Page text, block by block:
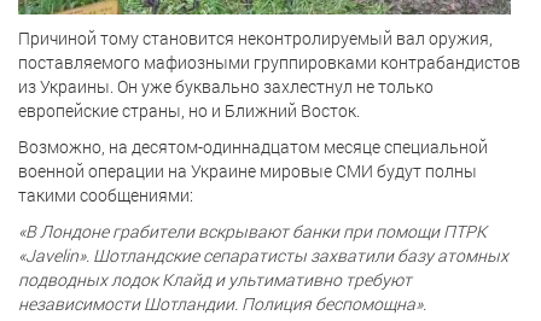
Причиной тому становится неконтролируемый вал оружия,
поставляемого мафиозными группировками контрабандистов
из Украины. Он уже буквально захлестнул не только
европейские страны, но и Ближний Восток.
Возможно, на десятом-одиннадцатом месяце специальной
военной операции на Украине мировые СМИ будут полны
такими сообщениями:
«В Лондоне грабители вскрывают банки при помощи ПТРК
«Javelin». Шотландские сепаратисты захватили базу атомных
подводных лодок Клайд и ультимативно требуют
независимости Шотландии. Полиция беспомощна».